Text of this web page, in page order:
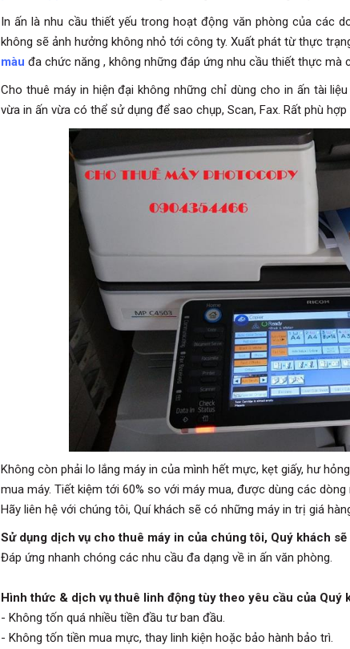
In ấn là nhu cầu thiết yếu trong hoạt động văn phòng của các
không sẽ ảnh hưởng không nhỏ tới công ty. Xuất phát từ thực
màu đa chức năng , không những đáp ứng nhu cầu thiết thực
Cho thuê máy in hiện đại không những chỉ dùng cho in ấn tài
vừa in ấn vừa có thể sử dụng để sao chụp, Scan, Fax. Rất phù
Không còn phải lo lắng máy in của mình hết mực, kẹt giấy, hư
mua máy. Tiết kiệm tới 60% so với máy mua, được dùng các
Hãy liên hệ với chúng tôi, Quí khách sẽ có những máy in trị giá
Sử dụng dịch vụ cho thuê máy in của chúng tôi, Quý khách sẽ
Đáp ứng nhanh chóng các nhu cầu đa dạng về in ấn văn phòng.
Hình thức & dịch vụ thuê linh động tùy theo yêu cầu của Quý
- Không tốn quá nhiều tiền đầu tư ban đầu.
- Không tốn tiền mua mực, thay linh kiện hoặc bảo hành bảo trì.